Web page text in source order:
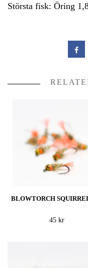
Största fisk: Öring
BLOWTORCH
45 kr